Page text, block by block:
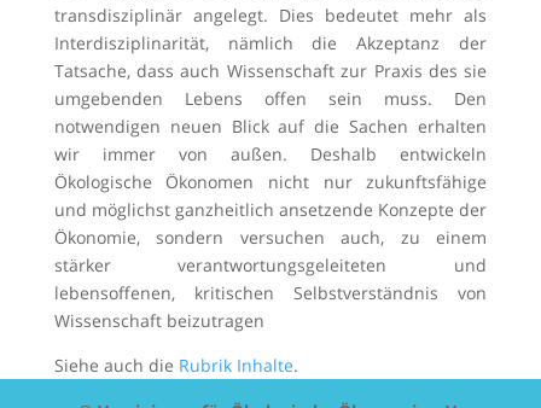
transdisziplinär angelegt. Dies bedeutet mehr als
Interdisziplinarität, nämlich die Akzeptanz der
Tatsache, dass auch Wissenschaft zur Praxis des sie
umgebenden Lebens offen sein muss. Den
notwendigen neuen Blick auf die Sachen erhalten
wir immer von außen. Deshalb entwickeln
Ökologische Ökonomen nicht nur zukunftsfähige
und möglichst ganzheitlich ansetzende Konzepte der
Ökonomie, sondern versuchen auch, zu einem
stärker verantwortungsgeleiteten und
lebensoffenen, kritischen Selbstverständnis von
Wissenschaft beizutragen
Siehe auch die Rubrik Inhalte.